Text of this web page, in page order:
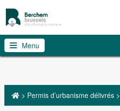
Menu
> Permis d’urbanisme délivrés>